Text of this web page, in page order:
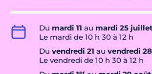
Du mardi 11 au mardi 25
Le mardi de 10 h 30 à 12 h
Du vendredi 21 au vendredi
Le vendredi de 10 h 30 à 12 h
er